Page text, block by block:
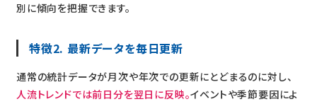
別に傾向を把握できます。
特徴2. 最新データを毎日更新
通常の統計データが月次や年次での更新にとどまるのに対し、
人流トレンドでは前日分を翌日に反映。イベントや季節要因によ